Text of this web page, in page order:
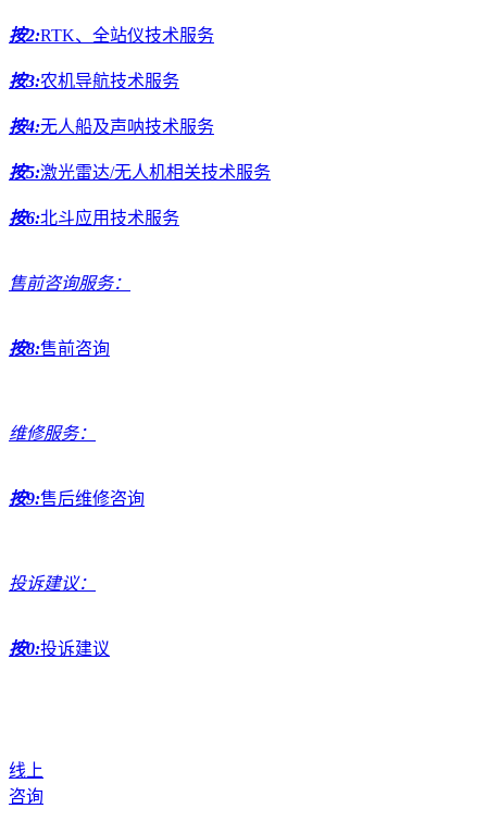
按2:RTK、全站仪技术服务
按3:农机导航技术服务
按4:无人船及声呐技术服务
按5:激光雷达/无人机相关技术服务
按6:北斗应用技术服务
售前咨询服务：
按8:售前咨询
维修服务：
按9:售后维修咨询
投诉建议：
按0:投诉建议
线上
咨询